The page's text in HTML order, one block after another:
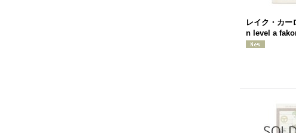
レイク・カ
n level a